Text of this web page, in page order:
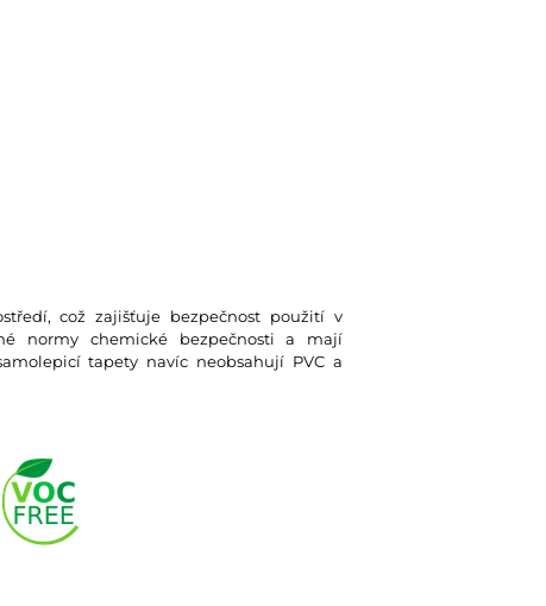
což zajišťuje bezpečnost použití v
normy chemické bezpečnosti a mají
tapety navíc neobsahují PVC a